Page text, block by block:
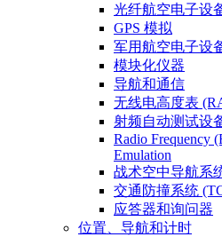
光纤航空电子设
GPS 模拟
军用航空电子设
模块化仪器
导航和通信
无线电高度表
射频自动测试设
Radio Frequency
Emulation
战术空中导航系
交通防撞系统
应答器和询问器
位置、导航和计时